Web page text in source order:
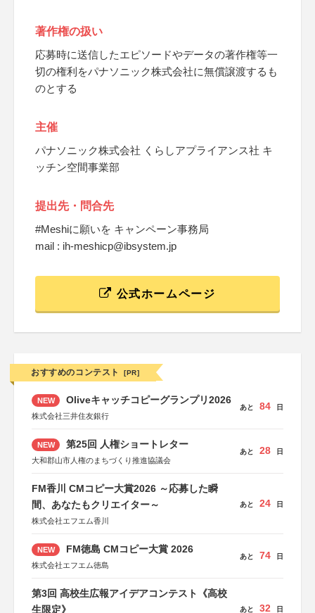
著作権の扱い
応募時に送信したエピソードやデータの著作権等一
切の権利をパナソニック株式会社に無償譲渡するも
のとする
主催
パナソニック株式会社 くらしアプライアンス社 キ
ッチン空間事業部
提出先・問合先
#Meshiに願いを キャンペーン事務局
mail : ih-meshicp@ibsystem.jp
公式ホームページ
おすすめのコンテスト [PR]
NEW Oliveキャッチコピーグランプリ2026
株式会社三井住友銀行
あと 84 日
NEW 第25回 人権ショートレター
大和郡山市人権のまちづくり推進協議会
あと 28 日
FM香川 CMコピー大賞2026 ～応募した瞬
間、あなたもクリエイター～
株式会社エフエム香川
あと 24 日
NEW FM徳島 CMコピー大賞 2026
株式会社エフエム徳島
あと 74 日
第3回 高校生広報アイデアコンテスト《高校
生限定》
あと 32 日